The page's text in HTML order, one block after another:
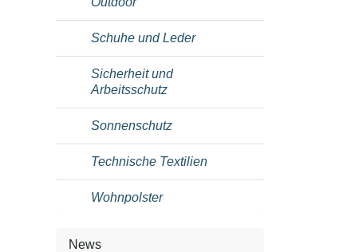
Schuhe und Leder
Sicherheit und
Arbeitsschutz
Sonnenschutz
Technische Textilien
Wohnpolster
News